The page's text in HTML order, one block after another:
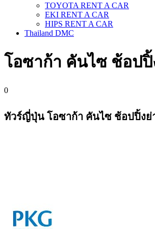
TOYOTA RENT A CAR
EKI RENT A CAR
HIPS RENT A CAR
Thailand DMC
โอซาก้า คันไซ ช้อป
0
ทัวร์​ญี่ปุ่น โอซาก้า คันไซ ช้อปปิ้ง